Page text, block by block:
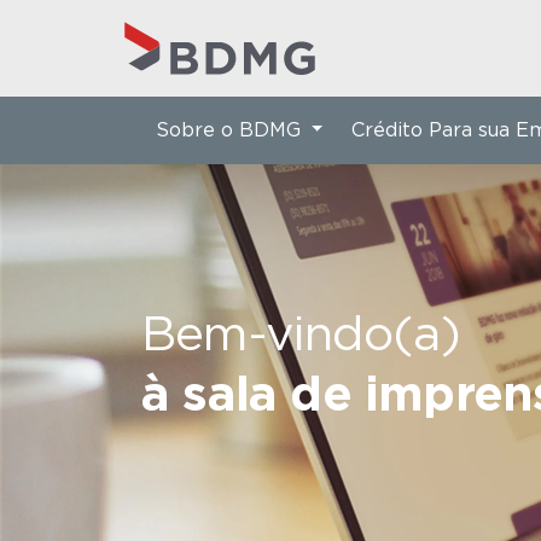
Bem-vindo(a)
à sala de
Sobre o BDMG Crédito Para sua